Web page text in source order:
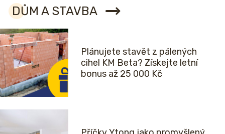
DŮM A STAVBA
Plánujete stavět z pálených
cihel KM Beta? Získejte letní
bonus až 25 000 Kč